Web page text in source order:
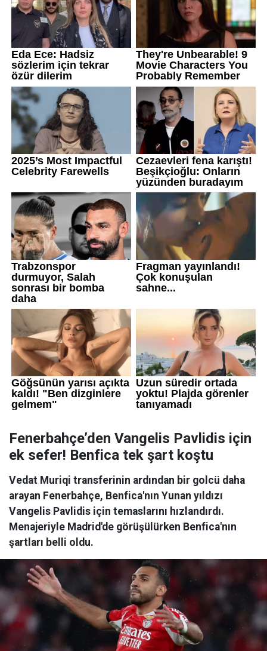
Fenerbahçe’den Vangelis Pavlidis için
ek sefer! Benfica tek şart koştu
Vedat Muriqi transferinin ardından bir golcü daha
arayan Fenerbahçe, Benfica'nın Yunan yıldızı
Vangelis Pavlidis için temaslarını hızlandırdı.
Menajeriyle Madrid'de görüşülürken Benfica'nın
şartları belli oldu.